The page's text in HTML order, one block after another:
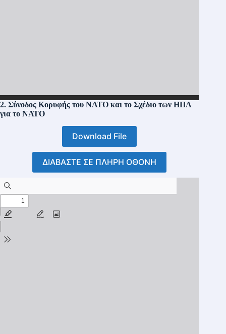
2. Σύνοδος Κορυφής του ΝΑΤΟ και το Σχέδιο των ΗΠΑ
για το ΝΑΤΟ
Download File
ΔΙΑΒΑΣΤΕ ΣΕ ΠΛΗΡΗ ΟΘΟΝΗ